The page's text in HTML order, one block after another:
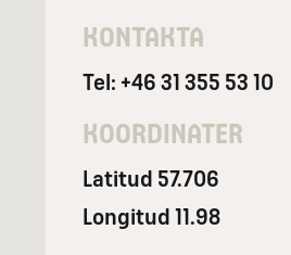
KONTAKTA
Tel: +46 31 355 53 10
KOORDINATER
Latitud 57.706
Longitud 11.98